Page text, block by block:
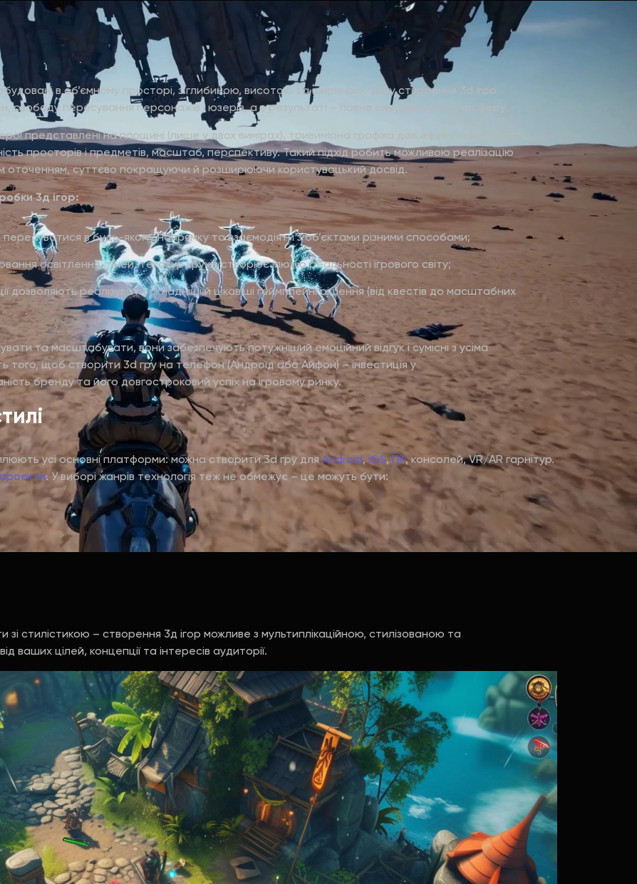
в об’ємному просторі, з глибиною, висотою та шириною. Тому створення 3d ігор
свободу пересування персонажів і юзерів, а в результаті – повне занурення в атмосферу.
представлені на площині (лише у двох вимірах), тривимірна графіка дає ефект присутності,
просторів і предметів, масштаб, перспективу. Такий підхід робить можливою реалізацію
оточенням, суттєво покращуючи й розширюючи користувацький досвід.
3д ігор:
пересуватися в будь-якому напрямку та взаємодіяти з об’єктами різними способами;
освітлення, тіней, текстур і рухів створює ілюзію реальності ігрового світу;
дозволяють реалізувати складніші й цікавіші геймплейні рішення (від квестів до масштабних
та масштабувати, вони забезпечують потужніший емоційний відгук і сумісні з усіма
того, щоб створити 3d гру на телефон (Андроїд або Айфон) – інвестиція у
бренду та його довгостроковий успіх на ігровому ринку.
усі основні платформи: можна створити 3d гру для Android,iOS,ПК, консолей, VR/AR гарнітур.
. У виборі жанрів технологія теж не обмежує – це можуть бути:
зі стилістикою – створення 3д ігор можливе з мультиплікаційною, стилізованою та
ваших цілей, концепції та інтересів аудиторії.